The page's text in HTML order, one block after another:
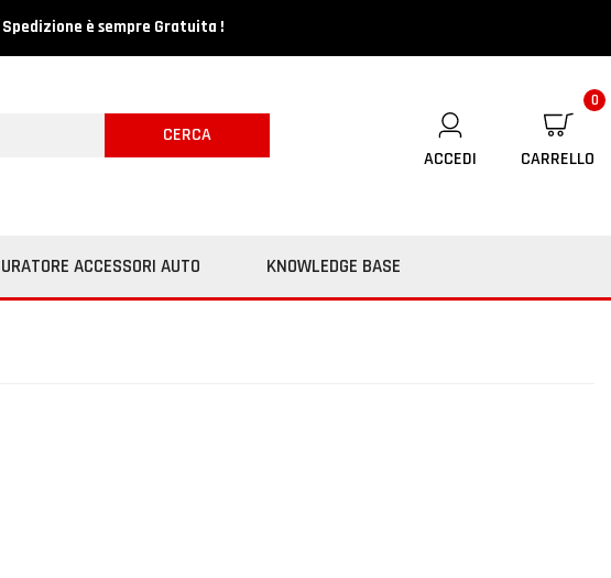
Spedizione è sempre Gratuita !
CERCA
ACCEDI
CARRELLO
0
ACCESSORI AUTO KNOWLEDGE BASE